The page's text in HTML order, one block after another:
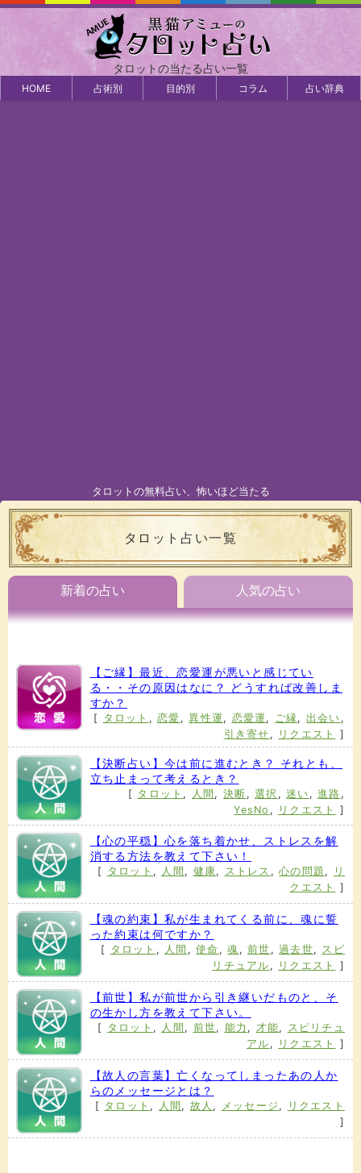
タロットの当たる占い一覧
HOME 占術別 目的別 コラム 占い辞典
タロットの無料占い、怖いほど当たる
タロット占い一覧
新着の占い 人気の占い
【ご縁】最近、恋愛運が悪いと感じてい
る・・その原因はなに？ どうすれば改善しま
すか？
[ タロット ,恋愛 ,異性運 , 恋愛運 , ご縁, 出会い ,
引き寄せ , リクエスト ]
【決断占い】今は前に進むとき？ それとも、
立ち止まって考えるとき？
[ タロット , 人間 ,決断 ,選択 ,迷い ,進路 ,
YesNo , リクエスト ]
【心の平穏】心を落ち着かせ、ストレスを解
消する方法を教えて下さい！
[ タロット , 人間 , 健康, ストレス ,心の問題 ,
リ
クエスト
]
【魂の約束】私が生まれてくる前に、魂に誓
った約束は何ですか？
[ タロット , 人間 ,使命 ,魂 ,前世 ,過去世, スピ
リチュアル , リクエスト ]
【前世】私が前世から引き継いだものと、そ
の生かし方を教えて下さい。
[ タロット , 人間 , 前世, 能力 , 才能, スピリチュ
アル , リクエスト ]
【故人の言葉】亡くなってしまったあの人か
らのメッセージとは？
[ タロット , 人間 , 故人 , メッセージ ,
リクエスト
]